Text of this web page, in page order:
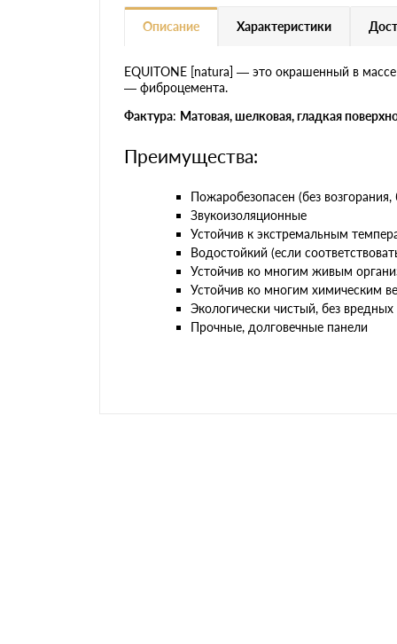
Описание Характеристики
EQUITONE [natura] — это окрашенный в
— фиброцемента.
Фактура: Матовая, шелковая, гладкая
Преимущества:
Пожаробезопасен (без возгорания,
Звукоизоляционные
Устойчив к экстремальным
Водостойкий (если
Устойчив ко многим живым
Устойчив ко многим химическим
Экологически чистый, без вредных
Прочные, долговечные панели